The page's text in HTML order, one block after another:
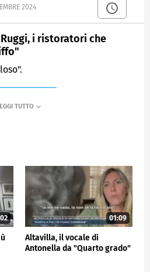
2024
i ristoratori che
01:09
Altavilla, il vocale di
Antonella da "Quarto grado"